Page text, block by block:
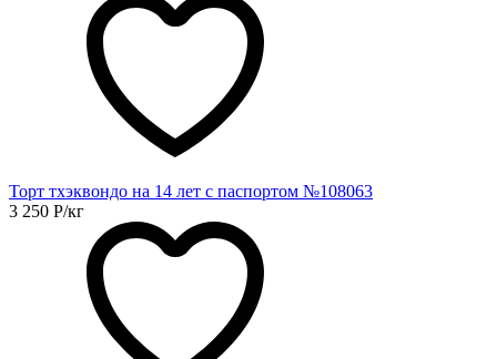
Торт тхэквондо на 14 лет с паспортом №108063
3 250 Р/кг